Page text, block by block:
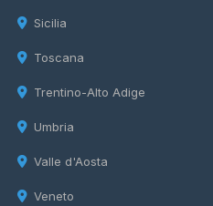
Sicilia
Toscana
Trentino-Alto Adige
Umbria
Valle d'Aosta
Veneto